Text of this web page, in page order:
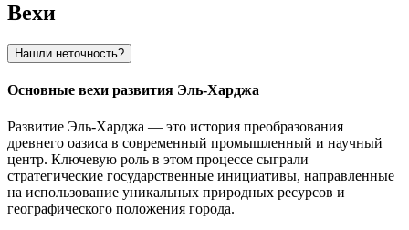
Вехи
Нашли неточность?
Основные вехи развития Эль-Харджа
Развитие Эль-Харджа — это история преобразования
древнего оазиса в современный промышленный и научный
центр. Ключевую роль в этом процессе сыграли
стратегические государственные инициативы, направленные
на использование уникальных природных ресурсов и
географического положения города.